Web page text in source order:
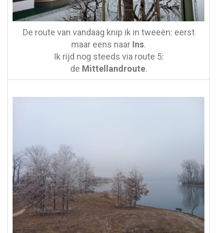
De route van vandaag knip ik in tweeën: eerst
maar eens naar Ins.
Ik rijd nog steeds via route 5:
de Mittellandroute.